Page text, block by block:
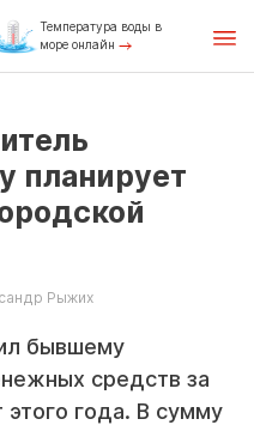
Температура воды в
море онлайн
планирует
Рыжих
бывшему
средств за
этого года. В сумму